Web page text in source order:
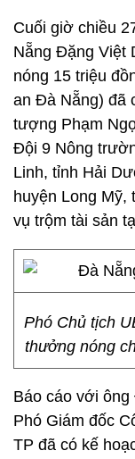
Cuối giờ chiều
Nẵng Đặng Việt
nóng 15 triệu
an Đà Nẵng) đã
tượng Phạm
Đội 9 Nông
Linh, tỉnh Hải
huyện Long Mỹ,
vụ trộm tài sản
Phó Chủ tịch
thưởng nóng
Báo cáo với
Phó Giám đốc
TP đã có kế